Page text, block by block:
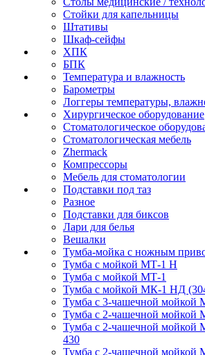
Стойки для капельницы
Штативы
Шкаф-сейфы
ХПК
БПК
Температура и влажность
Барометры
Логгеры температуры,
Хирургическое оборудование
Стоматологическое
Стоматологическая мебель
Zhermack
Компрессоры
Мебель для стоматологии
Подставки под таз
Разное
Подставки для биксов
Лари для белья
Вешалки
Тумба-мойка с ножным
Тумба с мойкой МТ-1 Н
Тумба с мойкой МТ-1
Тумба с мойкой МК-1 НД
Тумба с 3-чашечной
Тумба с 2-чашечной мойкой
Тумба с 2-чашечной
430
Тумба с 2-чашечной